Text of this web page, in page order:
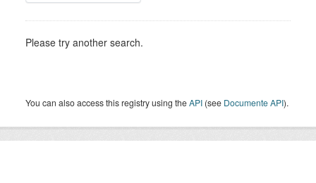
Please try another search.
You can also access this registry using theAPI (see Documente API).